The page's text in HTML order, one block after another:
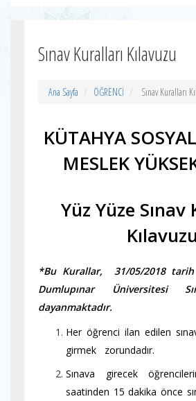
Sınav Kuralları Kılavuzu
Ana Sayfa ÖĞRENCİ Sınav Kuralları
KÜTAHYA
MESLEK
Yüz Yüze Sınav
Kılavuzu
*Bu Kurallar, 31/05/2018
Dumlupınar Üniversitesi
dayanmaktadır.
Her öğrenci ilan edilen
girmek zorundadır.
Sınava girecek
saatinden 15 dakika önce